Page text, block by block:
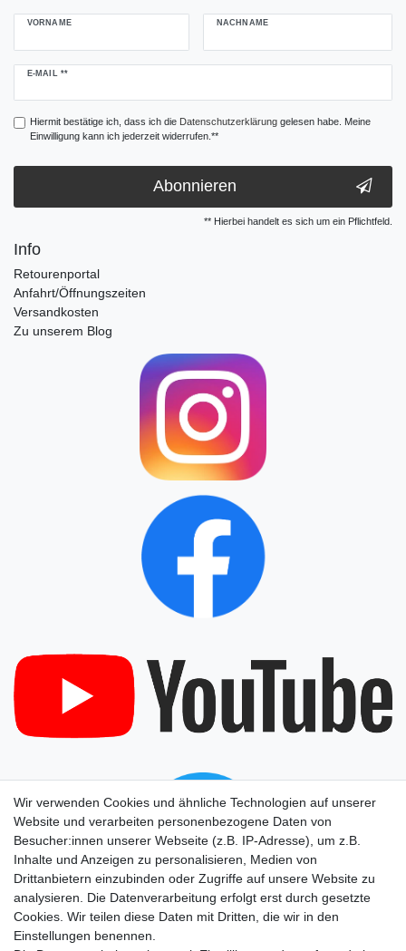
VORNAME NACHNAME
E-MAIL **
Newsletter
Hiermit bestätige ich, dass ich die Daten­schutz­erklärunggelesen habe. Meine
Einwilligung kann ich jederzeit widerrufen.**
Abonnieren
** Hierbei handelt es sich um ein Pflichtfeld.
Info
Retourenportal
Anfahrt/Öffnungszeiten
Versandkosten
Zu unserem Blog
Wir verwenden Cookies und ähnliche Technologien auf unserer
Website und verarbeiten personenbezogene Daten von
Besucher:innen unserer Webseite (z.B. IP-Adresse), um z.B.
Inhalte und Anzeigen zu personalisieren, Medien von
Drittanbietern einzubinden oder Zugriffe auf unsere Website zu
analysieren. Die Datenverarbeitung erfolgt erst durch gesetzte
Cookies. Wir teilen diese Daten mit Dritten, die wir in den
Einstellungen benennen.